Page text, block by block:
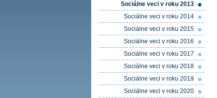
Sociálne veci v roku 2013
Sociálne veci v roku 2014
Sociálne veci v roku 2015
Sociálne veci v roku 2016
Sociálne veci v roku 2017
Sociálne veci v roku 2018
Sociálne veci v roku 2019
Sociálne veci v roku 2020